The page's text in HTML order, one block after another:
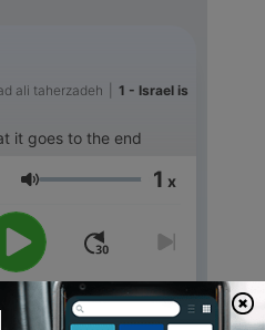
ali taherzadeh 1 - Israel is
it goes to the end
Volym 1 x
00:00